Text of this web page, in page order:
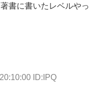
書に書いたレベルやっ
ID:IPQ